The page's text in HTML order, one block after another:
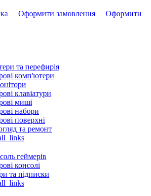
Оформити замовлення
Оформити
та перефирія
комп'ютери
клавіатури
миші
набори
поверхні
та ремонт
геймерів
консолі
та підписки